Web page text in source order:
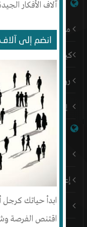
آلاف الأفكار
انضم إلى
ابدأ حياتك كرجل
اقتنص الفرصة
شبكة إنتج
من نحن
كيف أبدأ
رؤيتنا
إتصل بنا
روابط هامة
باقات إنتج المميزة
إعلن على إنتج
المدونة